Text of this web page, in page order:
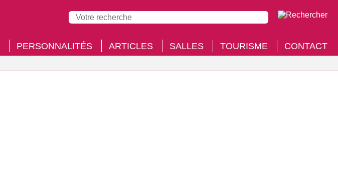
PERSONNALITÉS ARTICLES SALLES TOURISME CONTACT